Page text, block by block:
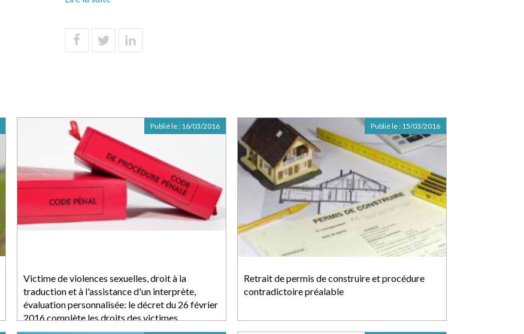
Victime de violences sexuelles, droit à la
traduction et à l'assistance d'un interprète,
évaluation personnalisée: le décret du 26 février
2016 complète les droits des victimes
Publié le : 16/03/2016
Retrait de permis de construire et procédure
contradictoire préalable
Publié le : 15/03/2016